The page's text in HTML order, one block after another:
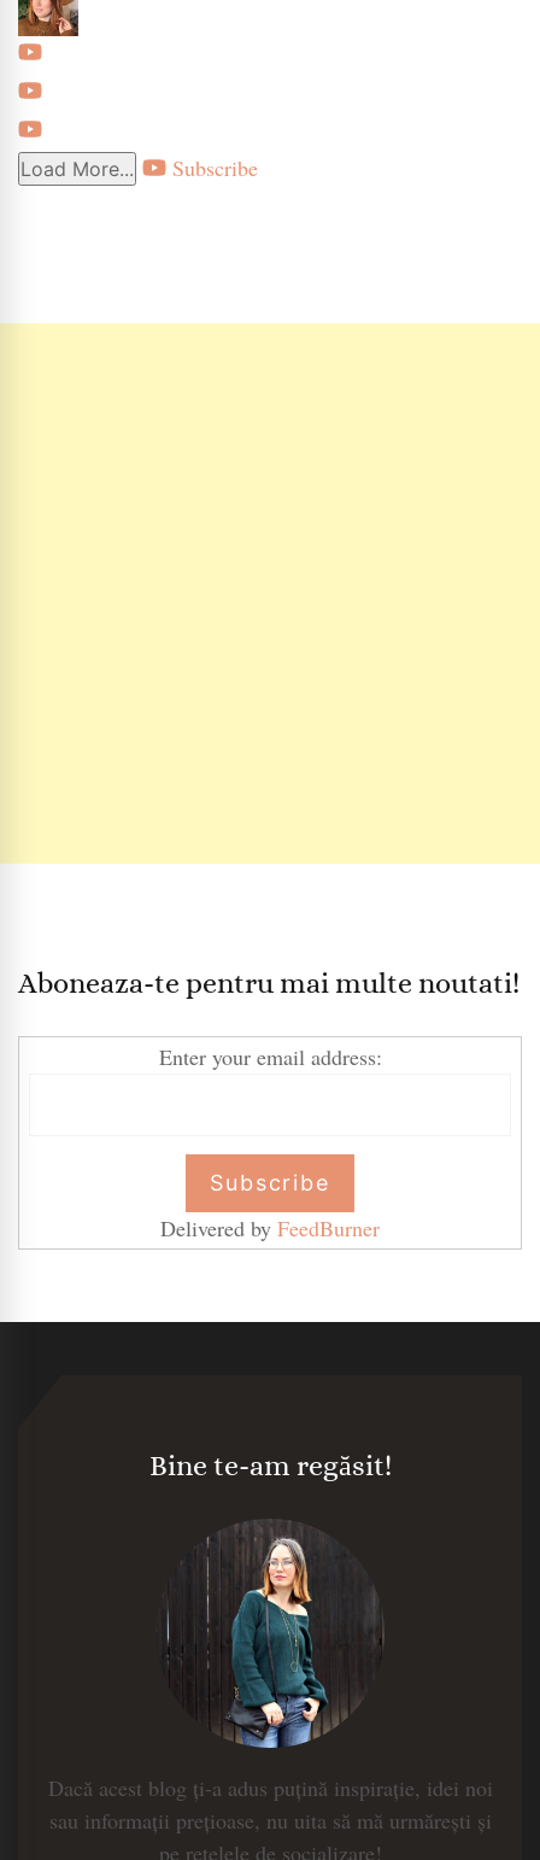
Load More... Subscribe
Aboneaza-te pentru mai multe noutati!
Enter your email address:
Delivered by FeedBurner
Bine te-am regăsit!
Dacă acest blog ți-a adus puțină inspirație, idei noi
sau informații prețioase, nu uita să mă urmărești și
pe rețelele de socializare!